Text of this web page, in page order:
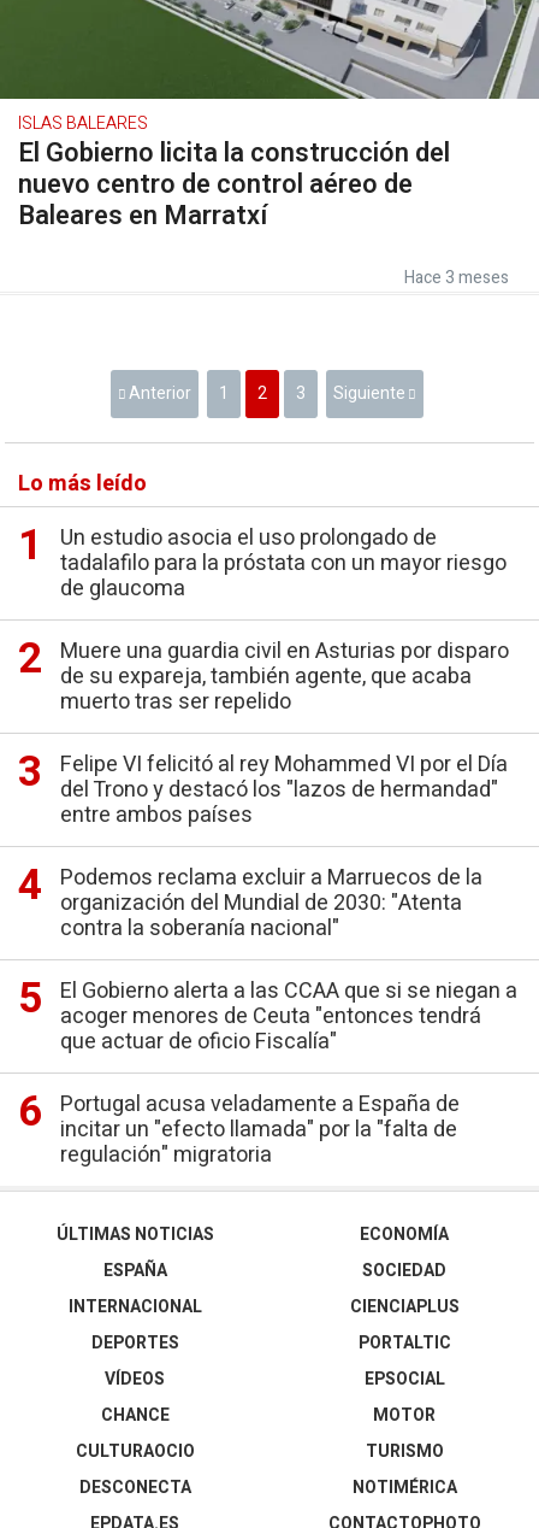
ISLAS BALEARES
El Gobierno licita la construcción del
nuevo centro de control aéreo de
Baleares en Marratxí
Hace 3 meses
Anterior 1 2 3 Siguiente
Lo más leído
Un estudio asocia el uso prolongado de
tadalafilo para la próstata con un mayor riesgo
de glaucoma
Muere una guardia civil en Asturias por disparo
de su expareja, también agente, que acaba
muerto tras ser repelido
Felipe VI felicitó al rey Mohammed VI por el Día
del Trono y destacó los "lazos de hermandad"
entre ambos países
Podemos reclama excluir a Marruecos de la
organización del Mundial de 2030: "Atenta
contra la soberanía nacional"
El Gobierno alerta a las CCAA que si se niegan a
acoger menores de Ceuta "entonces tendrá
que actuar de oficio Fiscalía"
Portugal acusa veladamente a España de
incitar un "efecto llamada" por la "falta de
regulación" migratoria
ÚLTIMAS NOTICIAS
ESPAÑA
INTERNACIONAL
DEPORTES
VÍDEOS
ECONOMÍA
SOCIEDAD
CIENCIAPLUS
PORTALTIC
EPSOCIAL
CHANCE
CULTURAOCIO
DESCONECTA
MOTOR
TURISMO
NOTIMÉRICA